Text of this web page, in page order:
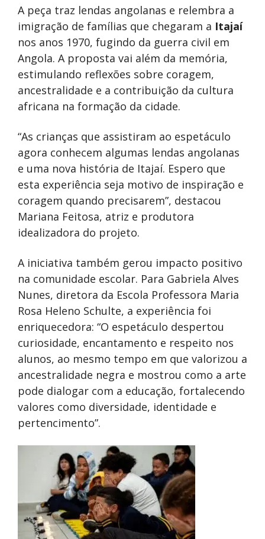
A peça traz lendas angolanas e relembra a
imigração de famílias que chegaram a Itajaí
nos anos 1970, fugindo da guerra civil em
Angola. A proposta vai além da memória,
estimulando reflexões sobre coragem,
ancestralidade e a contribuição da cultura
africana na formação da cidade.
“As crianças que assistiram ao espetáculo
agora conhecem algumas lendas angolanas
e uma nova história de Itajaí. Espero que
esta experiência seja motivo de inspiração e
coragem quando precisarem”, destacou
Mariana Feitosa, atriz e produtora
idealizadora do projeto.
A iniciativa também gerou impacto positivo
na comunidade escolar. Para Gabriela Alves
Nunes, diretora da Escola Professora Maria
Rosa Heleno Schulte, a experiência foi
enriquecedora: “O espetáculo despertou
curiosidade, encantamento e respeito nos
alunos, ao mesmo tempo em que valorizou a
ancestralidade negra e mostrou como a arte
pode dialogar com a educação, fortalecendo
valores como diversidade, identidade e
pertencimento”.